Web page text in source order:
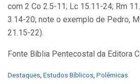
com 2 Co 2.5-11; Lc 15.11-24; Rm
3.14-20; note o exemplo de Pedro,
21.15-22).
Fonte Bíblia Pentecostal da Editora
C
Destaques, Estudos Bíblicos, Polêmicas